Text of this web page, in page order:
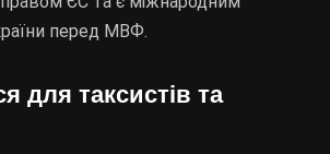
перед МВФ.
для таксистів та